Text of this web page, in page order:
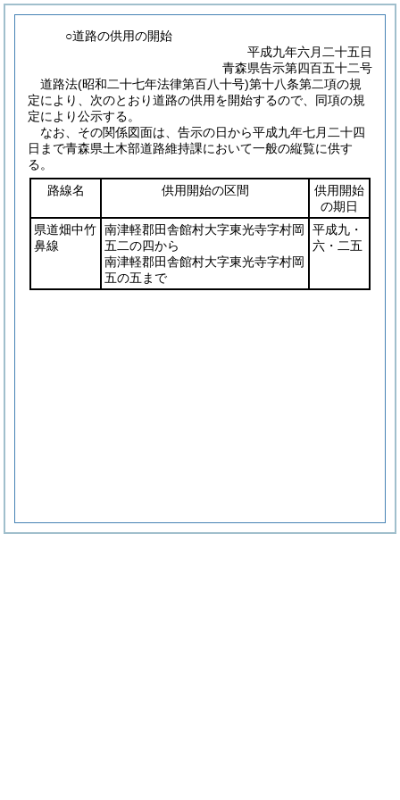
○道路の供用の開始
平成九年六月二十五日
青森県告示第四百五十二号
道路法(昭和二十七年法律第百八十号)第十八条第二項の規
定により、次のとおり道路の供用を開始するので、同項の規
定により公示する。
なお、その関係図面は、告示の日から平成九年七月二十四
日まで青森県土木部道路維持課において一般の縦覧に供す
る。
路線名
供用開始の区間
供用開始
の期日
県道畑中竹
鼻線
南津軽郡田舎館村大字東光寺字村岡
五二の四から
南津軽郡田舎館村大字東光寺字村岡
五の五まで
平成九・
六・二五